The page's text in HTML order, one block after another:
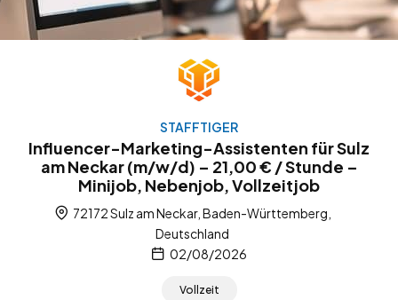
STAFFTIGER
Influencer-Marketing-Assistenten für Sulz
am Neckar (m/w/d) – 21,00 € / Stunde –
Minijob, Nebenjob, Vollzeitjob
72172 Sulz am Neckar, Baden-Württemberg,
Deutschland
02/08/2026
Vollzeit